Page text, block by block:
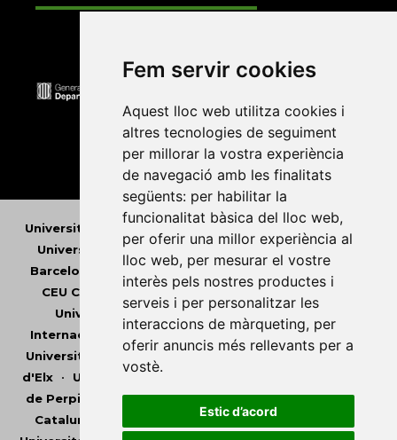
Fem servir cookies
Aquest lloc web utilitza cookies i
altres tecnologies de seguiment
per millorar la vostra experiència
de navegació amb les finalitats
següents: per habilitar la
funcionalitat bàsica del lloc web,
per oferir una millor experiència al
lloc web, per mesurar el vostre
interès pels nostres productes i
serveis i per personalitzar les
interaccions de màrqueting, per
oferir anuncis més rellevants per a
vostè.
Estic d’acord
Universitat Abat Oliba CEU • Universitat d'Alacant
Universitat d'Andorra
Universitat Autònoma de
Barcelona
Universitat de Barcelona•
Universitat
CEU Cardenal Herrera • Universitat de Girona
Universitat de les Illes Balears
•
Universitat
Internacional de Catalunya
• Universitat Jaume I
Universitat de Lleida
•
Universitat Miguel Hernández
d'Elx• Universitat Oberta de Catalunya
de Perpinyà Via Domitia•Universitat Politècnica de
Catalunya
Universitat Politècnica de València